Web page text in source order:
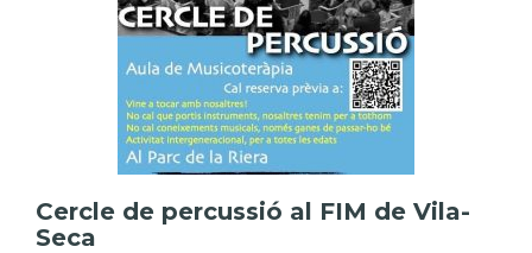
Cercle de percussió al FIM de Vila-
Seca